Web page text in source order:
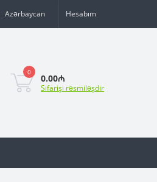
Azərbaycan Hesabım
0
0.00₼
Sifarişi rəsmiləşdir